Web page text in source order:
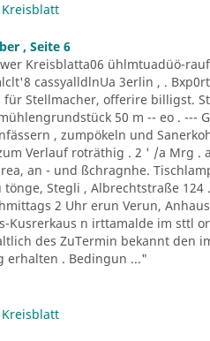
, Seite 6
Kreisblatta06 ühlmtuadüö-
cassyalldlnUa 3erlin , .
für Stellmacher, offerire billigst.
50 m -- eo . ---
, zumpökeln und
Verlauf roträthig . 2 ' /a Mrg .
an - und ßchragnhe.
tönge, Stegli , Albrechtstraße
2 Uhr erun Verun,
Kusrerkaus n irttamalde im sttl
des ZuTermin bekannt den
erhalten . Bedingun ..."